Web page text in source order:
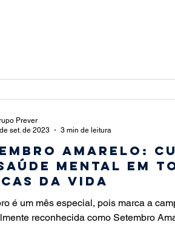
Amarelo:
mental em
da vida
é um mês especial, pois marca a
reconhecida como Setembro
Prever
set. de 2023
3 min de leitura